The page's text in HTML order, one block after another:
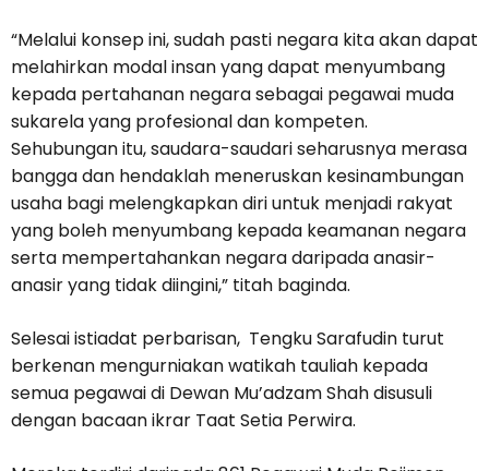
“Melalui konsep ini, sudah pasti negara kita akan dapat
melahirkan modal insan yang dapat menyumbang
kepada pertahanan negara sebagai pegawai muda
sukarela yang profesional dan kompeten.
Sehubungan itu, saudara-saudari seharusnya merasa
bangga dan hendaklah meneruskan kesinambungan
usaha bagi melengkapkan diri untuk menjadi rakyat
yang boleh menyumbang kepada keamanan negara
serta mempertahankan negara daripada anasir-
anasir yang tidak diingini,” titah baginda.
Selesai istiadat perbarisan, Tengku Sarafudin turut
berkenan mengurniakan watikah tauliah kepada
semua pegawai di Dewan Mu’adzam Shah disusuli
dengan bacaan ikrar Taat Setia Perwira.